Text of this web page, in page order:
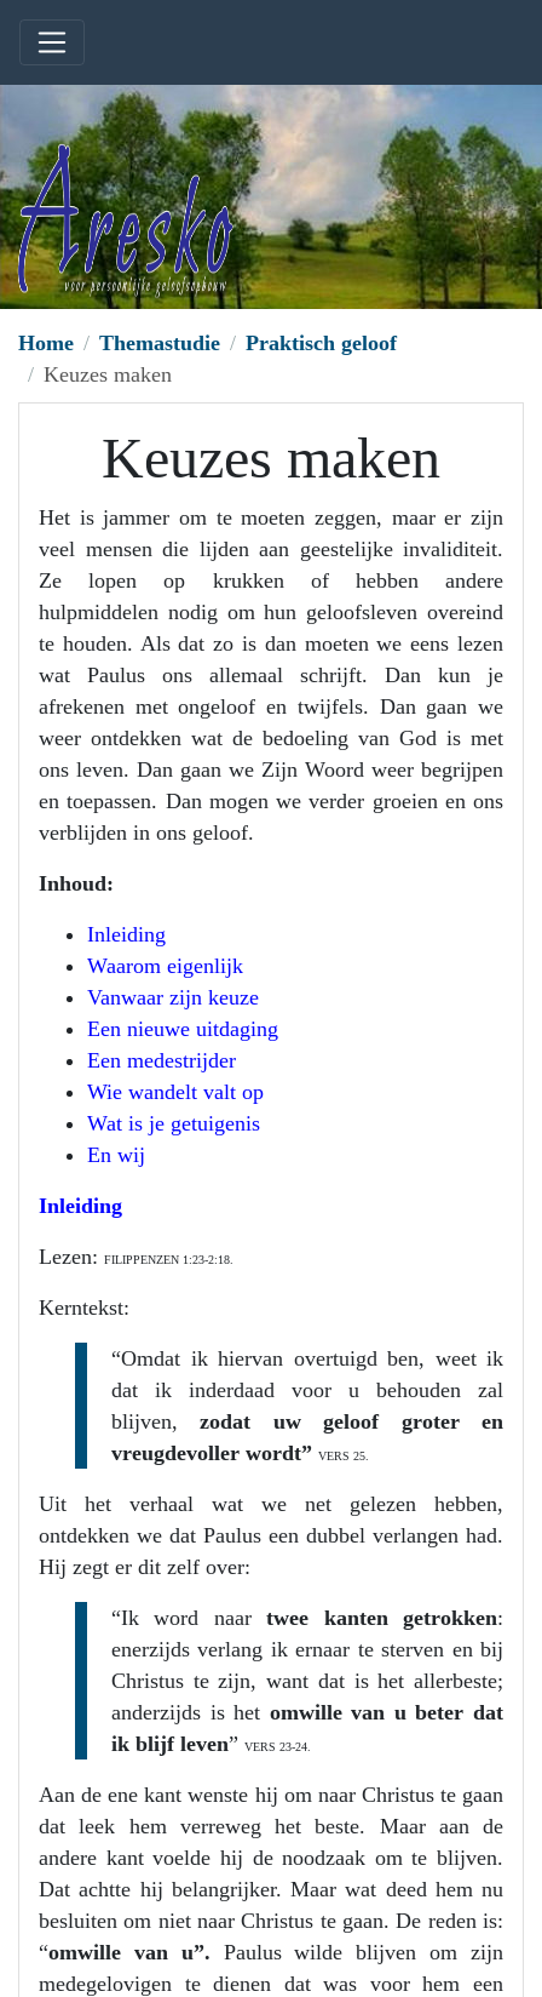
Home Themastudie
Praktisch geloof
Keuzes maken
Keuzes maken
Het is jammer om te moeten zeggen, maar er zijn
veel mensen die lijden aan geestelijke invaliditeit.
Ze lopen op krukken of hebben andere
hulpmiddelen nodig om hun geloofsleven overeind
te houden. Als dat zo is dan moeten we eens lezen
wat Paulus ons allemaal schrijft. Dan kun je
afrekenen met ongeloof en twijfels. Dan gaan we
weer ontdekken wat de bedoeling van God is met
ons leven. Dan gaan we Zijn Woord weer begrijpen
en toepassen. Dan mogen we verder groeien en ons
verblijden in ons geloof.
Inhoud:
Inleiding
Waarom eigenlijk
Vanwaar zijn keuze
Een nieuwe uitdaging
Een medestrijder
Wie wandelt valt op
Wat is je getuigenis
En wij
Inleiding
Lezen: FILIPPENZEN 1:23-2:18.
Kerntekst:
“Omdat ik hiervan overtuigd ben, weet ik
dat ik inderdaad voor u behouden zal
blijven,zodat uw
geloof groter en
vreugdevoller wordt” VERS 25.
Uit het verhaal wat we net gelezen hebben,
ontdekken we dat Paulus een dubbel verlangen had.
Hij zegt er dit zelf over:
“Ik word naartwee kanten getrokken:
enerzijds verlang ik ernaar te sterven en bij
Christus te zijn, want dat is het allerbeste;
anderzijds is het omwille van u beter dat
ik blijf leven” VERS 23-24.
Aan de ene kant wenste hij om naar Christus te gaan
dat leek hem verreweg het beste. Maar aan de
andere kant voelde hij de noodzaak om te blijven.
Dat achtte hij belangrijker. Maar wat deed hem nu
besluiten om niet naar Christus te gaan. De reden is:
“omwille van u”. Paulus wilde blijven om zijn
medegelovigen te dienen dat was voor hem een